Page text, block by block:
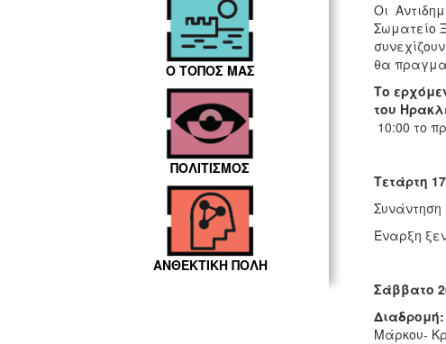
Ο ΤΟΠΟΣ ΜΑΣ
ΠΟΛΙΤΙΣΜΟΣ
ΑΝΘΕΚΤΙΚΗ ΠΟΛΗ
Οι
Σωματείο
θα
Το
του
10:00 το
Τετάρτη
Έναρξη
Σάββατο
Διαδρομή:
Μάρκου-